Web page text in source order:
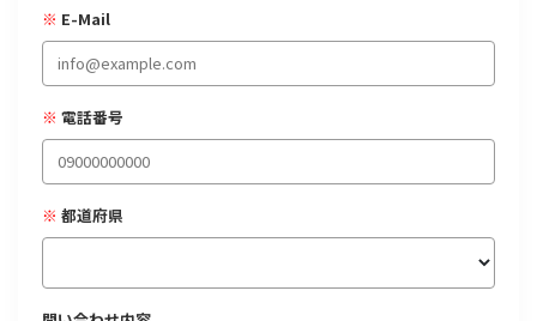
人材採用・雇用
起業・創業
事業承継 災害・被災者支援
コロナ関連
環境・省エネ
テレワーク
※ E-Mail
※ 電話番号
※ 都道府県